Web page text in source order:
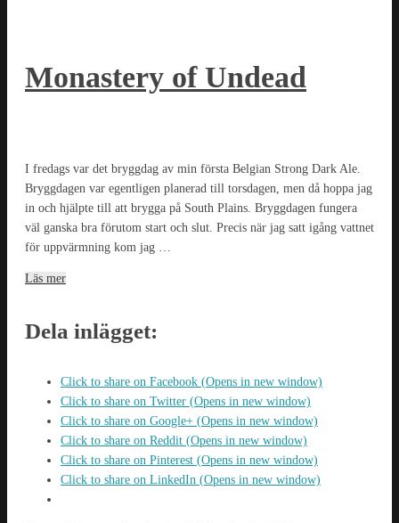
Monastery of Undead
I fredags var det bryggdag av min första Belgian Strong Dark Ale.
Bryggdagen var egentligen planerad till torsdagen, men då hoppa jag
in och hjälpte till att brygga på South Plains. Bryggdagen fungera
väl ganska bra förutom start och slut. Precis när jag satt igång vattnet
för uppvärmning kom jag …
Läs mer
Dela inlägget:
Click to share on Facebook (Opens in new window)
Click to share on Twitter (Opens in new window)
Click to share on Google+ (Opens in new window)
Click to share on Reddit (Opens in new window)
Click to share on Pinterest (Opens in new window)
Click to share on LinkedIn (Opens in new window)